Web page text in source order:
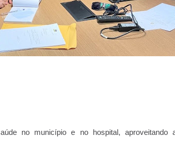
no município e no hospital, aproveitando